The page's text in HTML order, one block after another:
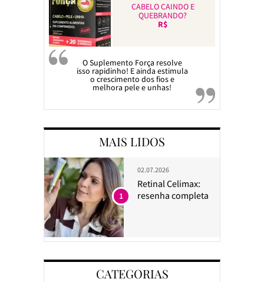
CABELO CAINDO E
QUEBRANDO?
R$
O Suplemento Força resolve
isso rapidinho! E ainda estimula
o crescimento dos fios e
melhora pele e unhas!
MAIS LIDOS
02.07.2026
Retinal Celimax:
resenha completa
1
CATEGORIAS